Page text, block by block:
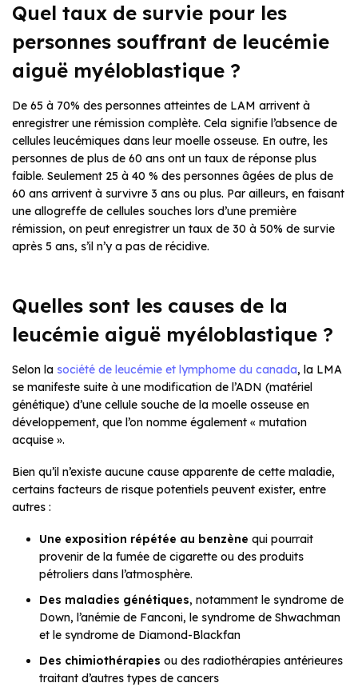
Quel taux de survie pour les
personnes souffrant de leucémie
aiguë myéloblastique ?
De 65 à 70% des personnes atteintes de LAM arrivent à
enregistrer une rémission complète. Cela signifie l’absence de
cellules leucémiques dans leur moelle osseuse. En outre, les
personnes de plus de 60 ans ont un taux de réponse plus
faible. Seulement 25 à 40 % des personnes âgées de plus de
60 ans arrivent à survivre 3 ans ou plus. Par ailleurs, en faisant
une allogreffe de cellules souches lors d’une première
rémission, on peut enregistrer un taux de 30 à 50% de survie
après 5 ans, s’il n’y a pas de récidive.
Quelles sont les causes de la
leucémie aiguë myéloblastique ?
Selon la société de leucémie et lymphome du canada, la LMA
se manifeste suite à une modification de l’ADN (matériel
génétique) d’une cellule souche de la moelle osseuse en
développement, que l’on nomme également « mutation
acquise ».
Bien qu’il n’existe aucune cause apparente de cette maladie,
certains facteurs de risque potentiels peuvent exister, entre
autres :
Une exposition répétée au benzène qui pourrait
provenir de la fumée de cigarette ou des produits
pétroliers dans l’atmosphère.
Des maladies génétiques, notamment le syndrome de
Down, l’anémie de Fanconi, le syndrome de Shwachman
et le syndrome de Diamond-Blackfan
Des chimiothérapies ou des radiothérapies antérieures
traitant d’autres types de cancers